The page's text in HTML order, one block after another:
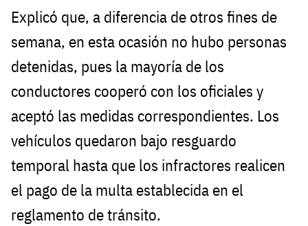
Explicó que, a diferencia de otros fines de
semana, en esta ocasión no hubo personas
detenidas, pues la mayoría de los
conductores cooperó con los oficiales y
aceptó las medidas correspondientes. Los
vehículos quedaron bajo resguardo
temporal hasta que los infractores realicen
el pago de la multa establecida en el
reglamento de tránsito.